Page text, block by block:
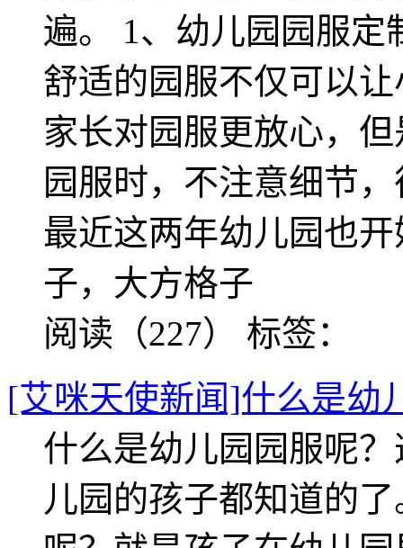
遍。 1、幼儿园园服
舒适的园服不仅可以
家长对园服更放心，
园服时，不注意细节
最近这两年幼儿园也
子，大方格子
阅读（227） 标签：
[艾咪天使新闻]什么是幼
什么是幼儿园园服呢
儿园的孩子都知道的